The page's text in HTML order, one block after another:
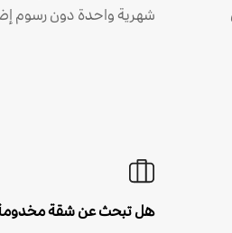
شهرية واحدة دون رسوم
هل تبحث عن شقة